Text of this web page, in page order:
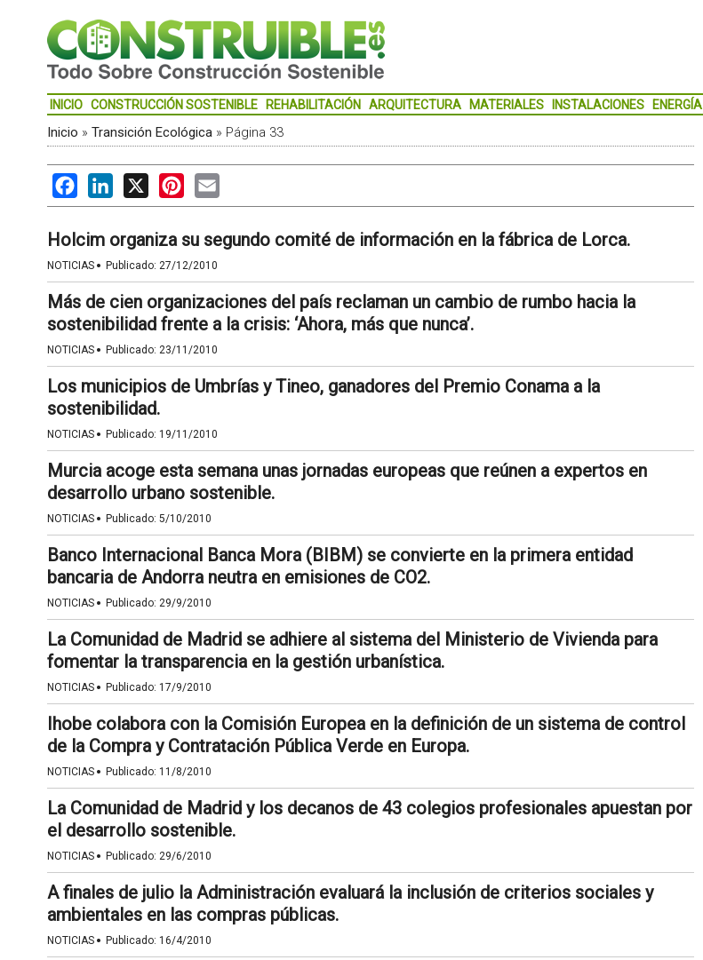
INICIO CONSTRUCCIÓN SOSTENIBLE REHABILITACIÓN ARQUITECTURA MATERIALES INSTALACIONES ENERGÍA
Inicio » Transición Ecológica» Página 33
FacebookLinkedIn
X PinterestEmail
Holcim organiza su segundo comité de información en la fábrica de Lorca.
NOTICIAS · Publicado: 27/12/2010
Más de cien organizaciones del país reclaman un cambio de rumbo hacia la
sostenibilidad frente a la crisis: ‘Ahora, más que nunca’.
NOTICIAS · Publicado: 23/11/2010
Los municipios de Umbrías y Tineo, ganadores del Premio Conama a la
sostenibilidad.
NOTICIAS · Publicado: 19/11/2010
Murcia acoge esta semana unas jornadas europeas que reúnen a expertos en
desarrollo urbano sostenible.
NOTICIAS · Publicado: 5/10/2010
Banco Internacional Banca Mora (BIBM) se convierte en la primera entidad
bancaria de Andorra neutra en emisiones de CO2.
NOTICIAS · Publicado: 29/9/2010
La Comunidad de Madrid se adhiere al sistema del Ministerio de Vivienda para
fomentar la transparencia en la gestión urbanística.
NOTICIAS · Publicado: 17/9/2010
Ihobe colabora con la Comisión Europea en la definición de un sistema de control
de la Compra y Contratación Pública Verde en Europa.
NOTICIAS · Publicado: 11/8/2010
La Comunidad de Madrid y los decanos de 43 colegios profesionales apuestan por
el desarrollo sostenible.
NOTICIAS · Publicado: 29/6/2010
A finales de julio la Administración evaluará la inclusión de criterios sociales y
ambientales en las compras públicas.
NOTICIAS · Publicado: 16/4/2010